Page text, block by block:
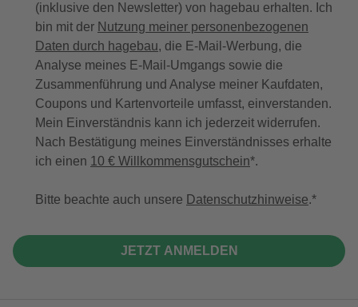
(inklusive den Newsletter) von hagebau erhalten. Ich
bin mit der Nutzung meiner personenbezogenen
Daten durch hagebau, die E-Mail-Werbung, die
Analyse meines E-Mail-Umgangs sowie die
Zusammenführung und Analyse meiner Kaufdaten,
Coupons und Kartenvorteile umfasst, einverstanden.
Mein Einverständnis kann ich jederzeit widerrufen.
Nach Bestätigung meines Einverständnisses erhalte
ich einen 10 € Willkommensgutschein*.
Bitte beachte auch unsere Datenschutzhinweise.
JETZT ANMELDEN